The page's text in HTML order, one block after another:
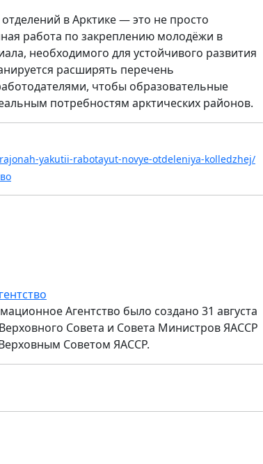
в Арктике — это не просто
работа по закреплению молодёжи в
необходимого для устойчивого развития
расширять перечень
чтобы образовательные
потребностям арктических районов.
yakutii-rabotayut-novye-otdeleniya-kolledzhej/
Агентство было создано 31 августа
Совета и Совета Министров ЯАССР
Советом ЯАССР.